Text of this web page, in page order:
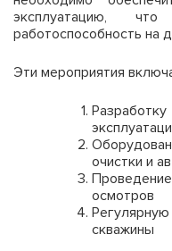
эксплуатацию,
работоспособность на
Эти мероприятия
очистки и
осмотров
скважины